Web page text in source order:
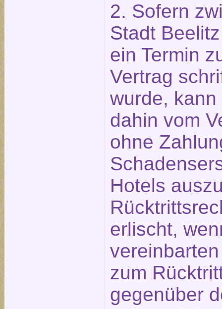
2. Sofern
Stadt
ein Termin
Vertrag
wurde,
dahin vom
ohne
Hotels
erlischt,
zum
gegenüber